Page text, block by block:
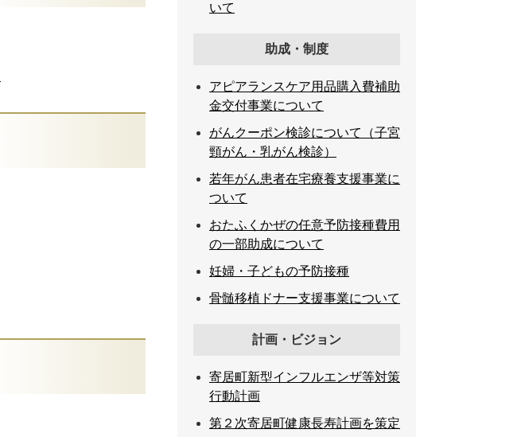
いて
助成・制度
アピアランスケア用品購入費補助
金交付事業について
がんクーポン検診について（子宮
頸がん・乳がん検診）
若年がん患者在宅療養支援事業に
ついて
おたふくかぜの任意予防接種費用
の一部助成について
妊婦・子どもの予防接種
骨髄移植ドナー支援事業について
計画・ビジョン
寄居町新型インフルエンザ等対策
行動計画
第２次寄居町健康長寿計画を策定